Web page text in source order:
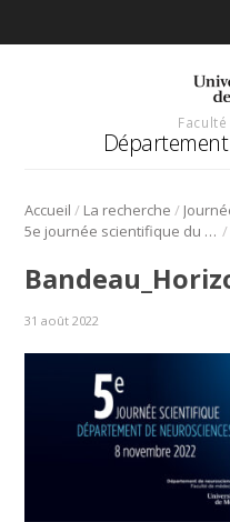
Accueil / La recherche /
5e journée scientifique du Département de neurosciences – 8 novembre 2022 /
31 août 2022